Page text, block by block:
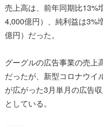
売上高は、前年同期比13%
4,000億円）、純利益は3%
億円）だった。
グーグルの広告事業の売上
だったが、新型コロナウイ
が広がった3月単月の広告
としている。